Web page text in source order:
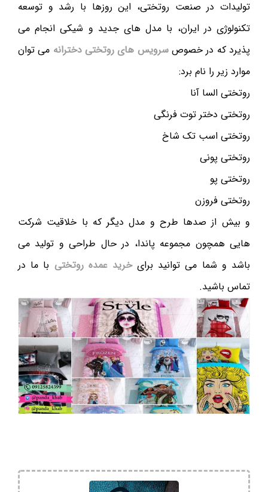
تولیدات در صنعت روتختی، این روزها با رشد و توسعه
تکنولوژی در ایران، با مدل های جدید و شیکی انجام می
پذیرد که در خصوصسرویس های روتختی دخترانه می توان
موارد زیر را نام برد:
روتختی السا آنا
روتختی دختر توت فرنگی
روتختی اسب تک شاخ
روتختی پونی
روتختی پو
روتختی فروزن
و بیش از صدها طرح و مدل دیگر که با خلاقیت شرکت
هایی همچون مجموعه پاندا، در حال طراحی و تولید می
باشد و شما می توانید برایخرید عمده روتختی با ما در
تماس باشید.